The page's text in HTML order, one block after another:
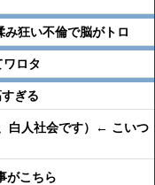
狂い不倫で脳がトロ
ロタ
ぎる
白人社会です）← こいつ
がこちら